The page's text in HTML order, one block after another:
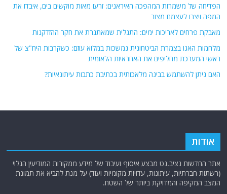
הפדיחה של משמרות המהפכה האיראנים: זרעו מאות מוקשים בים, איבדו את
המפה ויצרו לעצמם מצור
מאבקת פרחים לאריכות ימים: התגלית שמאתגרת את חקר ההזדקנות
מלחמות האגו בצמרת הביטחונית נמשכות במלוא עוזם: כשקרבות היח"צ של
ראשי המערכת מחליפים את האחראיות הלאומית
האם ניתן להשתמש בבינה מלאכותית בכתיבת כתבות עיתונאיות?
אודות
אתר החדשות נציב.נט מבצע איסוף ועיבוד של מידע ממקורות המודיעין הגלוי
(רשתות חברתיות, עיתונות, עדויות מקומיות ועוד) על מנת להביא את תמונת
המצב המקיפה והמדויקת ביותר של השטח.